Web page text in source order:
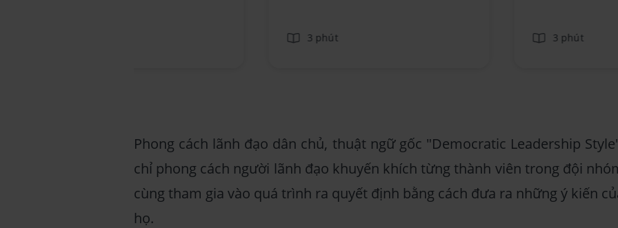
3 phút 3 phút
Phong cách lãnh đạo dân chủ, thuật ngữ gốc "Democratic Leadership
chỉ phong cách người lãnh đạo khuyến khích từng thành viên trong đội
cùng tham gia vào quá trình ra quyết định bằng cách đưa ra những ý kiến
họ.